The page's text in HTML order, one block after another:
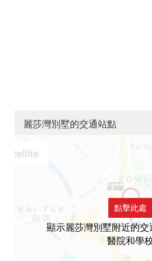
麗莎灣別墅的交通站點
點擊此處
顯示麗莎灣別墅附近的
醫院和學